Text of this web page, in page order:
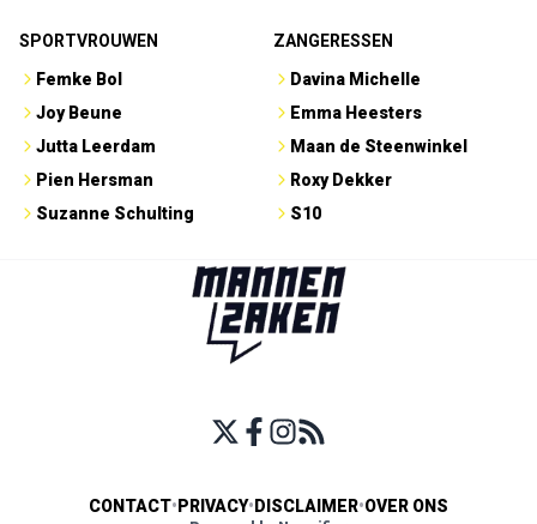
SPORTVROUWEN
Femke Bol
Joy Beune
Jutta Leerdam
Pien Hersman
Suzanne Schulting
ZANGERESSEN
Davina Michelle
Emma Heesters
Maan de Steenwinkel
Roxy Dekker
S10
CONTACT• PRIVACY• DISCLAIMER•OVER ONS